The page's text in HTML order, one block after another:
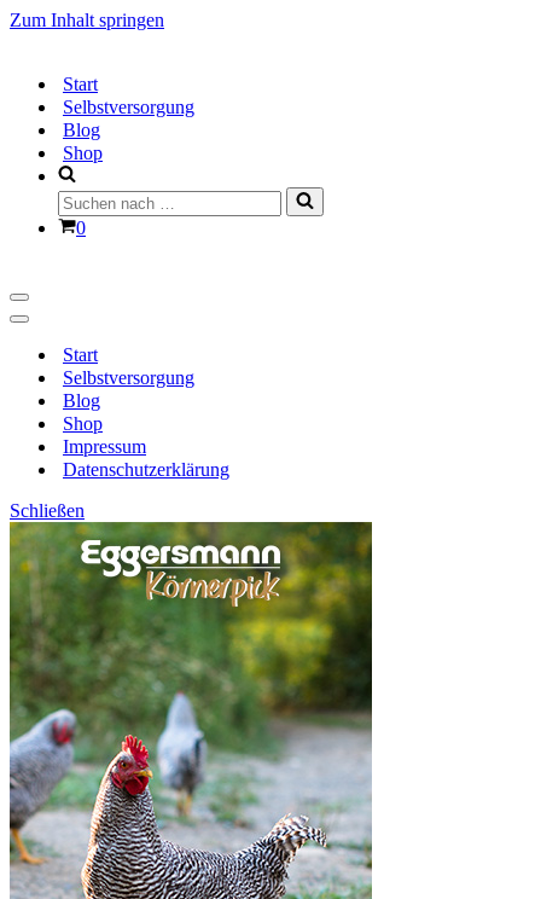
Zum Inhalt springen
Start
Selbstversorgung
Blog
Shop
Suchen
nach …
Warenkorb
0
Navigationsmenü
Navigationsmenü
Start
Selbstversorgung
Blog
Shop
Impressum
Datenschutzerklärung
Schließen